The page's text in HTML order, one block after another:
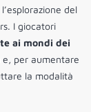
del
I giocatori
ai mondi dei
per aumentare
la modalità